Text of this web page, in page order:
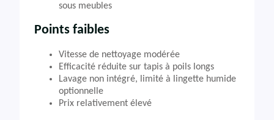
sous meubles
Points faibles
Vitesse de nettoyage modérée
Efficacité réduite sur tapis à poils longs
Lavage non intégré, limité à lingette humide
optionnelle
Prix relativement élevé